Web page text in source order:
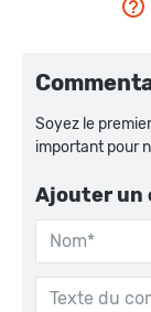
Soyez le
important pour
Ajouter un